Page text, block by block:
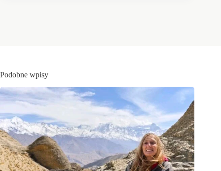
Podobne wpisy